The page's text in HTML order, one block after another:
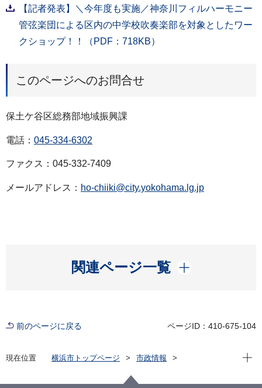
【記者発表】＼今年度も実施／神奈川フィルハーモニー
管弦楽団による区内の中学校吹奏楽部を対象としたワー
クショップ！！（PDF：718KB）
このページへのお問合せ
保土ケ谷区総務部地域振興課
電話： 045-334-6302
ファクス：045-332-7409
メールアドレス： ho-chiiki@city.yokohama.lg.jp
関連ページ一覧
開く
前のページに戻る ページID：410-675-104
現在位置 横浜市トップページ
市政情報
現在